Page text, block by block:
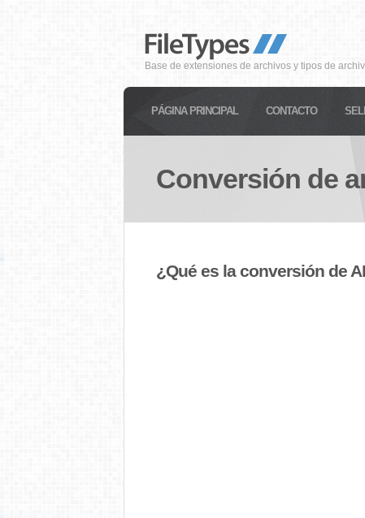
Base de extensiones de archivos y tipos de
PÁGINA PRINCIPAL CONTACTO
Conversión de
¿Qué es la conversión de